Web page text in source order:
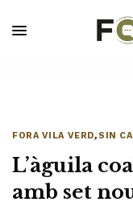
FORA VILA VERD,SIN
L’àguila
amb set